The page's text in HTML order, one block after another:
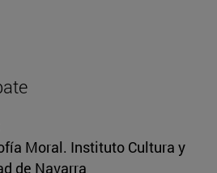
Moral. Instituto Cultura y
de Navarra